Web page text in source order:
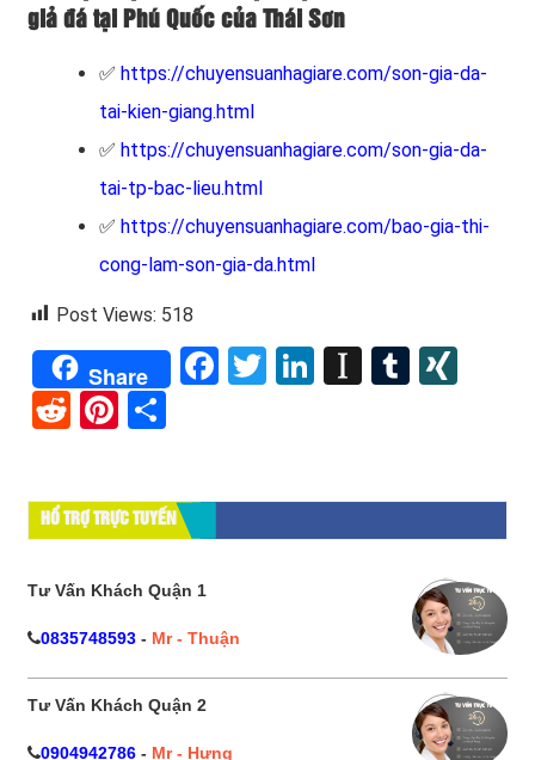
giả đá tại Phú Quốc của Thái Sơn
✅ https://chuyensuanhagiare.com/son-gia-da-
tai-kien-giang.html
✅ https://chuyensuanhagiare.com/son-gia-da-
tai-tp-bac-lieu.html
✅ https://chuyensuanhagiare.com/bao-gia-thi-
cong-lam-son-gia-da.html
Post Views: 518
Share Facebook
TwitterLinkedInTumblr
RedditPinterest
HỔ TRỢ TRỰC TUYẾN
Tư Vấn Khách Quận 1
0835748593 - Mr - Thuận
Tư Vấn Khách Quận 2
0904942786 - Mr - Hưng